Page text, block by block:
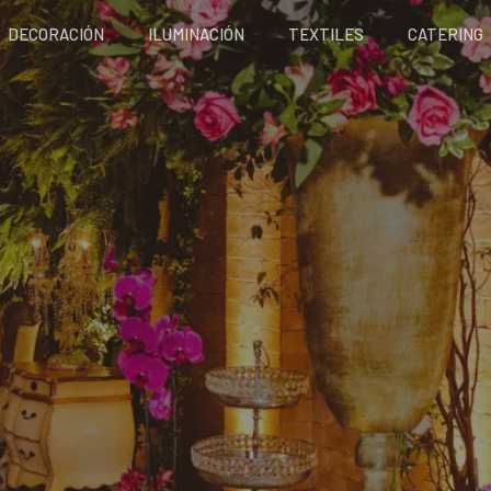
DECORACIÓN ILUMINACIÓN TEXTILES CATERING